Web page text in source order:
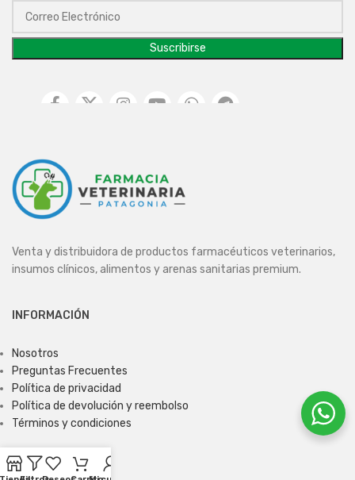
Venta y distribuidora de productos farmacéuticos veterinarios,
insumos clínicos, alimentos y arenas sanitarias premium.
INFORMACIÓN
Nosotros
Preguntas Frecuentes
Política de privacidad
Política de devolución y reembolso
Términos y condiciones
ENCUÉNTRANOS